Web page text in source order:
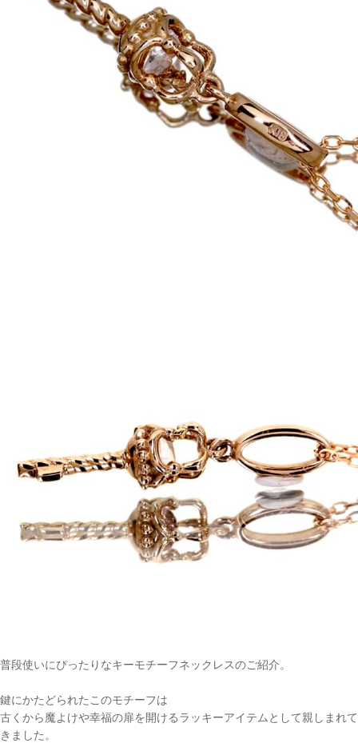
普段使いにぴったりなキーモチーフネックレスのご紹介。
鍵にかたどられたこのモチーフは
古くから魔よけや幸福の扉を開けるラッキーアイテムとして親しまれて
きました。